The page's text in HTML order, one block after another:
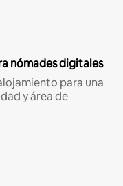
nómades digitales
para una
y área de